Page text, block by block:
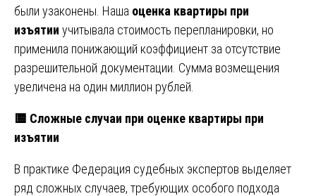
были узаконены. Наша оценка квартиры при
изъятии учитывала стоимость перепланировки, но
применила понижающий коэффициент за отсутствие
разрешительной документации. Сумма возмещения
увеличена на один миллион рублей.
🟨 Сложные случаи при оценке квартиры при
изъятии
В практике Федерация судебных экспертов выделяет
ряд сложных случаев, требующих особого подхода